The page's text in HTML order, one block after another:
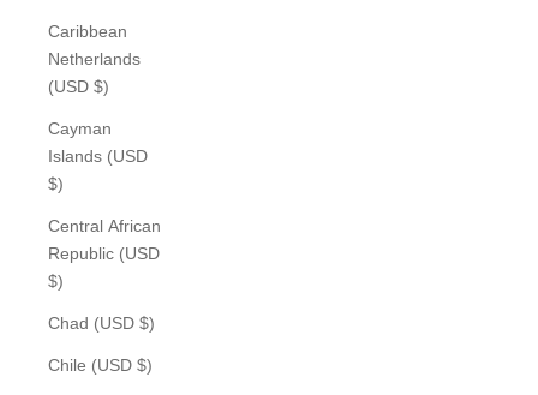
Caribbean
Netherlands
(USD $)
Cayman
Islands (USD
$)
Central African
Republic (USD
$)
Chad (USD $)
Chile (USD $)